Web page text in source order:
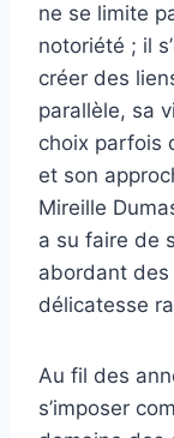
ne se limite
notoriété ; il
créer des
parallèle, sa
choix parfois
et son
Mireille
a su faire de
abordant
délicatesse
Au fil des
s’imposer